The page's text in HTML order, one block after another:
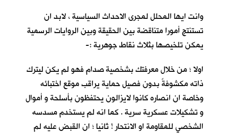
وانت ايها المحلل لمجرى الاحداث السياسية ، لابد ان
تستنتج أمورا متناقضة بين الحقيقة وبين الروايات الرسمية
يمكن تلخيصها بثلاث نقاط جوهرية :-
اولا ؛ من خلال معرفتك بشخصية صدام فهو لم يكن ليترك
ذاته مكشوفةً بدون فصيل حماية يراقب موقع اختبائه
وخاصة ان انصاره كانوا لايزالون يحتفظون بأسلحة و أموال
و تشكيلات عسكرية سرية . كما انه لم يستخدم مسدسه
الشخصي للمقاومة او الانتحار ! ثانيا ؛ ان القبض عليه لم